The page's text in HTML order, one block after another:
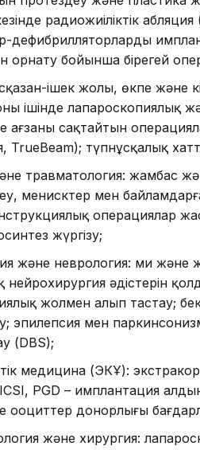
радиожиіліктік
дефибрилляторларды
орнату бойынша бірегей
ішек жолы, өкпе және
ішінде лапароскопиялық
ағзаны сақтайтын
TrueBeam); түпнұсқалық
травматология: жамбас
менисктер мен
операциялар
жүргізу;
және неврология: ми және
нейрохирургия әдістерін
жолмен алып тастау;
эпилепсия мен
(DBS);
медицина (ЭКҰ):
PGD – имплантация
ооциттер донорлығы
және хирургия: